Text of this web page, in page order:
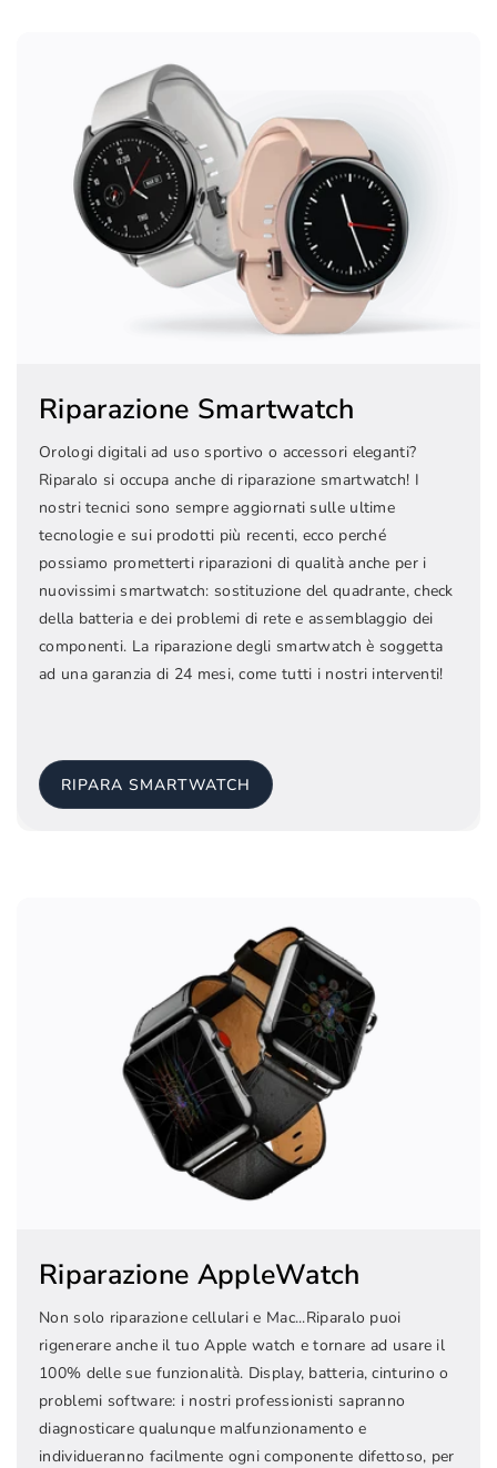
Riparazione Smartwatch
Orologi digitali ad uso sportivo o accessori eleganti?
Riparalo si occupa anche di riparazione smartwatch! I
nostri tecnici sono sempre aggiornati sulle ultime
tecnologie e sui prodotti più recenti, ecco perché
possiamo prometterti riparazioni di qualità anche per i
nuovissimi smartwatch: sostituzione del quadrante, check
della batteria e dei problemi di rete e assemblaggio dei
componenti. La riparazione degli smartwatch è soggetta
ad una garanzia di 24 mesi, come tutti i nostri interventi!
RIPARA SMARTWATCH
Riparazione AppleWatch
Non solo riparazione cellulari e Mac...Riparalo puoi
rigenerare anche il tuo Apple watch e tornare ad usare il
100% delle sue funzionalità. Display, batteria, cinturino o
problemi software: i nostri professionisti sapranno
diagnosticare qualunque malfunzionamento e
individueranno facilmente ogni componente difettoso, per